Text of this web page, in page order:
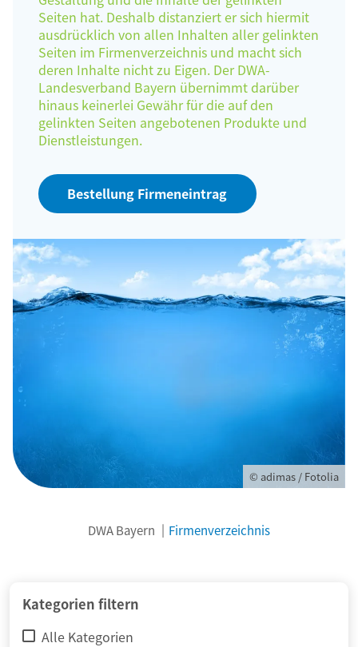
Seiten hat. Deshalb distanziert er sich hiermit
ausdrücklich von allen Inhalten aller gelinkten
Seiten im Firmenverzeichnis und macht sich
deren Inhalte nicht zu Eigen. Der DWA-
Landesverband Bayern übernimmt darüber
hinaus keinerlei Gewähr für die auf den
gelinkten Seiten angebotenen Produkte und
Dienstleistungen.
Bestellung Firmeneintrag
© adimas / Fotolia
DWA Bayern Firmenverzeichnis
Kategorien filtern
Alle Kategorien